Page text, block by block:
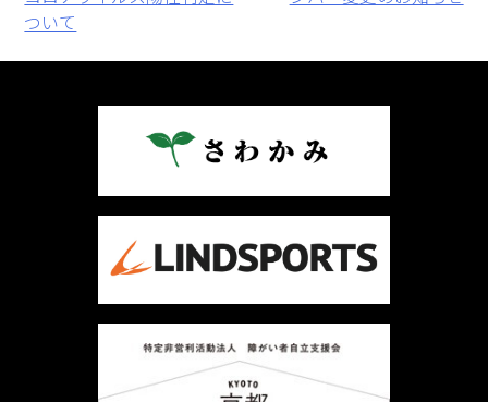
稿
ナ
ついて